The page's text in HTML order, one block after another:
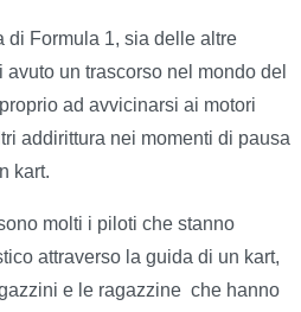
1, sia delle altre
un trascorso nel mondo del
ad avvicinarsi ai motori
addirittura nei momenti di pausa
kart.
molti i piloti che stanno
attraverso la guida di un kart,
e le ragazzine che hanno